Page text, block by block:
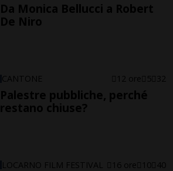
Da Monica Bellucci a Robert
De Niro
CANTONE 12 ore 5 32
Palestre pubbliche, perché
restano chiuse?
LOCARNO FILM FESTIVAL 16 ore 10 40